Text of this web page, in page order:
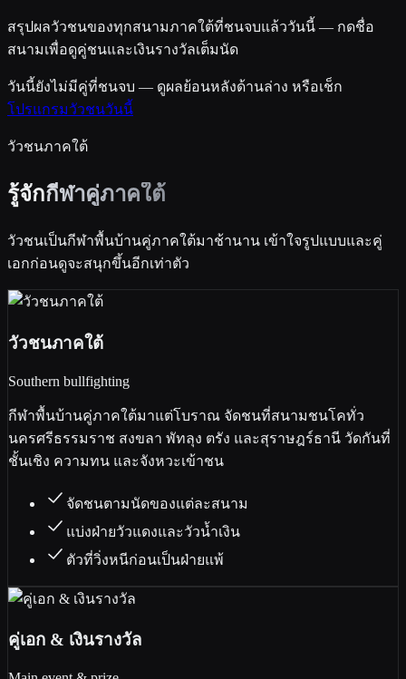
สรุปผลวัวชนของทุกสนามภาคใต้ที่ชนจบแล้ววันนี้ — กดชื่อ
สนามเพื่อดูคู่ชนและเงินรางวัลเต็มนัด
วันนี้ยังไม่มีคู่ที่ชนจบ — ดูผลย้อนหลังด้านล่าง หรือเช็ก
โปรแกรมวัวชนวันนี้
วัวชนภาคใต้
รู้จักกีฬาคู่ภาคใต้
วัวชนเป็นกีฬาพื้นบ้านคู่ภาคใต้มาช้านาน เข้าใจรูปแบบและคู่
เอกก่อนดูจะสนุกขึ้นอีกเท่าตัว
วัวชนภาคใต้
Southern bullfighting
กีฬาพื้นบ้านคู่ภาคใต้มาแต่โบราณ จัดชนที่สนามชนโคทั่ว
นครศรีธรรมราช สงขลา พัทลุง ตรัง และสุราษฎร์ธานี วัดกันที่
ชั้นเชิง ความทน และจังหวะเข้าชน
จัดชนตามนัดของแต่ละสนาม
แบ่งฝ่ายวัวแดงและวัวน้ำเงิน
ตัวที่วิ่งหนีก่อนเป็นฝ่ายแพ้
คู่เอก & เงินรางวัล